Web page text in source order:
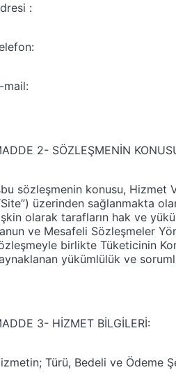
:
mail:
2- SÖZLEŞMENİN
sözleşmenin konusu, Hizmet
üzerinden sağlanmakta
olarak tarafların hak ve
ve Mesafeli Sözleşmeler
birlikte Tüketicinin
yükümlülük ve
3- HİZMET BİLGİLERİ:
Türü, Bedeli ve Ödeme